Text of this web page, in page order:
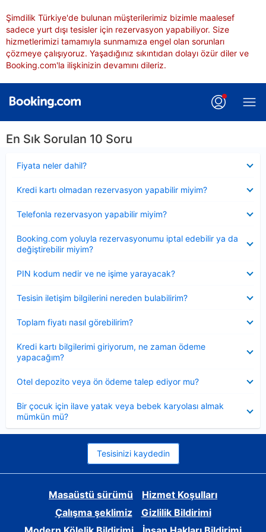
Şimdilik Türkiye'de bulunan müşterilerimiz bizimle maalesef
sadece yurt dışı tesisler için rezervasyon yapabiliyor. Size
hizmetlerimizi tamamıyla sunmamıza engel olan sorunları
çözmeye çalışıyoruz. Yaşadığınız sıkıntıdan dolayı özür diler ve
Booking.com'la ilişkinizin devamını dileriz.
En Sık Sorulan 10 Soru
Fiyata neler dahil?
Kredi kartı olmadan rezervasyon yapabilir miyim?
Telefonla rezervasyon yapabilir miyim?
Booking.com yoluyla rezervasyonumu iptal edebilir ya da
değiştirebilir miyim?
PIN kodum nedir ve ne işime yarayacak?
Tesisin iletişim bilgilerini nereden bulabilirim?
Toplam fiyatı nasıl görebilirim?
Kredi kartı bilgilerimi giriyorum, ne zaman ödeme
yapacağım?
Otel depozito veya ön ödeme talep ediyor mu?
Bir çocuk için ilave yatak veya bebek karyolası almak
mümkün mü?
Tesisinizi kaydedin
Masaüstü sürümü
Hizmet Koşulları
Çalışma şeklimiz
Gizlilik Bildirimi